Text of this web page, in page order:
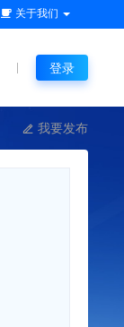
关于我们
登录
我要发布